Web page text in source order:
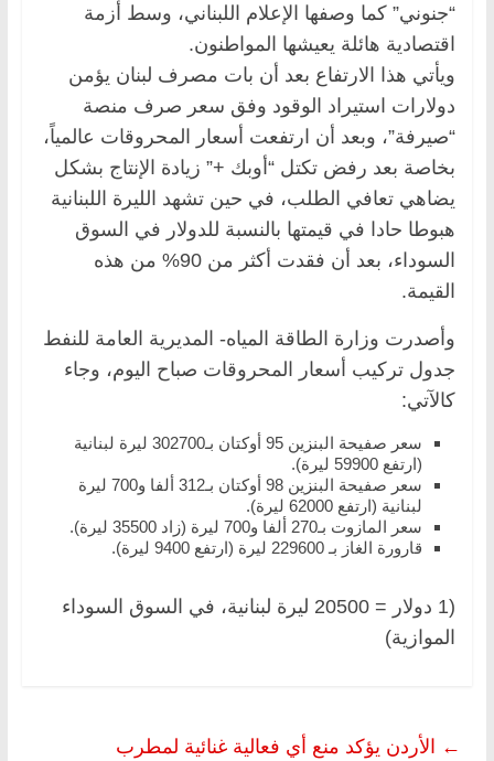
“جنوني” كما وصفها الإعلام اللبناني، وسط أزمة
اقتصادية هائلة يعيشها المواطنون.
ويأتي هذا الارتفاع بعد أن بات مصرف لبنان يؤمن
دولارات استيراد الوقود وفق سعر صرف منصة
“صيرفة”، وبعد أن ارتفعت أسعار المحروقات عالمياً،
بخاصة بعد رفض تكتل “أوبك +” زيادة الإنتاج بشكل
يضاهي تعافي الطلب، في حين تشهد الليرة اللبنانية
هبوطا حادا في قيمتها بالنسبة للدولار في السوق
السوداء، بعد أن فقدت أكثر من 90% من هذه
القيمة.
وأصدرت وزارة الطاقة المياه- المديرية العامة للنفط
جدول تركيب أسعار المحروقات صباح اليوم، وجاء
كالآتي:
سعر صفيحة البنزين 95 أوكتان بـ302700 ليرة لبنانية
(ارتفع 59900 ليرة).
سعر صفيحة البنزين 98 أوكتان بـ312 ألفا و700 ليرة
لبنانية (ارتفع 62000 ليرة).
سعر المازوت بـ270 ألفا و700 ليرة (زاد 35500 ليرة).
قارورة الغاز بـ 229600 ليرة (ارتفع 9400 ليرة).
(1 دولار = 20500 ليرة لبنانية، في السوق السوداء
الموازية)
← الأردن يؤكد منع أي فعالية غنائية لمطرب